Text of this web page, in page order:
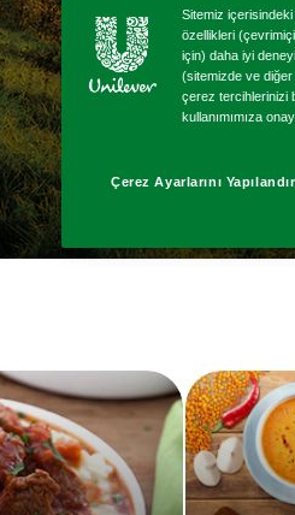
Sitemiz
özellikleri
için) daha iyi
(sitemizde ve
çerez tercihlerinizi
kullanımımıza
Çerez Ayarlarını Yapılandır